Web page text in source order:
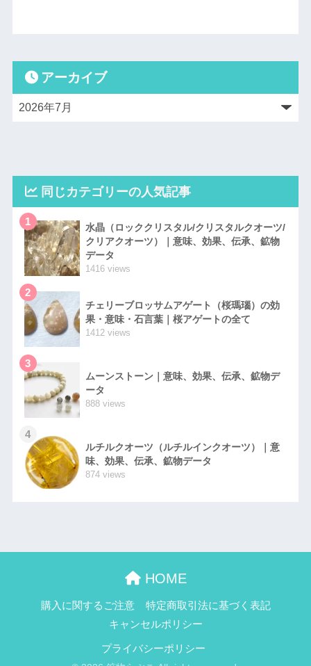
アーカイブ
同じカテゴリーの人気記事
1
水晶（ロッククリスタル/クリスタルクオーツ/
クリアクオーツ）｜意味、効果、伝承、鉱物
データ
1416 views
2
チェリーブロッサムアゲート（桜瑪瑙）の効
果・意味・石言葉｜桜アゲートの全て
1412 views
3
ムーンストーン｜意味、効果、伝承、鉱物デ
ータ
888 views
4
ルチルクオーツ（ルチルインクオーツ）｜意
味、効果、伝承、鉱物データ
874 views
HOME
購入に関するご注意
特定商取引法に基づく表記
キャンセルポリシー
プライバシーポリシー